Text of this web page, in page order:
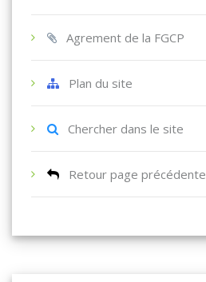
Agrement de la FGCP
Plan du site
Chercher dans le site
Retour page précédente